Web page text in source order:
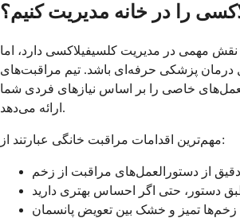
را در خانه مدیریت کنیم؟
مهمی در مدیریت کلسيفیلاکسی دارد، اما
درمان پزشکی حرفه‌ای باشد. تیم مراقبت‌های
خاصی را بر اساس نیازهای فردی شما
ارائه می‌دهد.
مهم‌ترین اقدامات مراقبت خانگی عبارتند از:
از دستورالعمل‌های مراقبت از زخم
دستور، حتی اگر احساس بهتری دارید
زخم‌ها تمیز و خشک بین تعویض پانسمان